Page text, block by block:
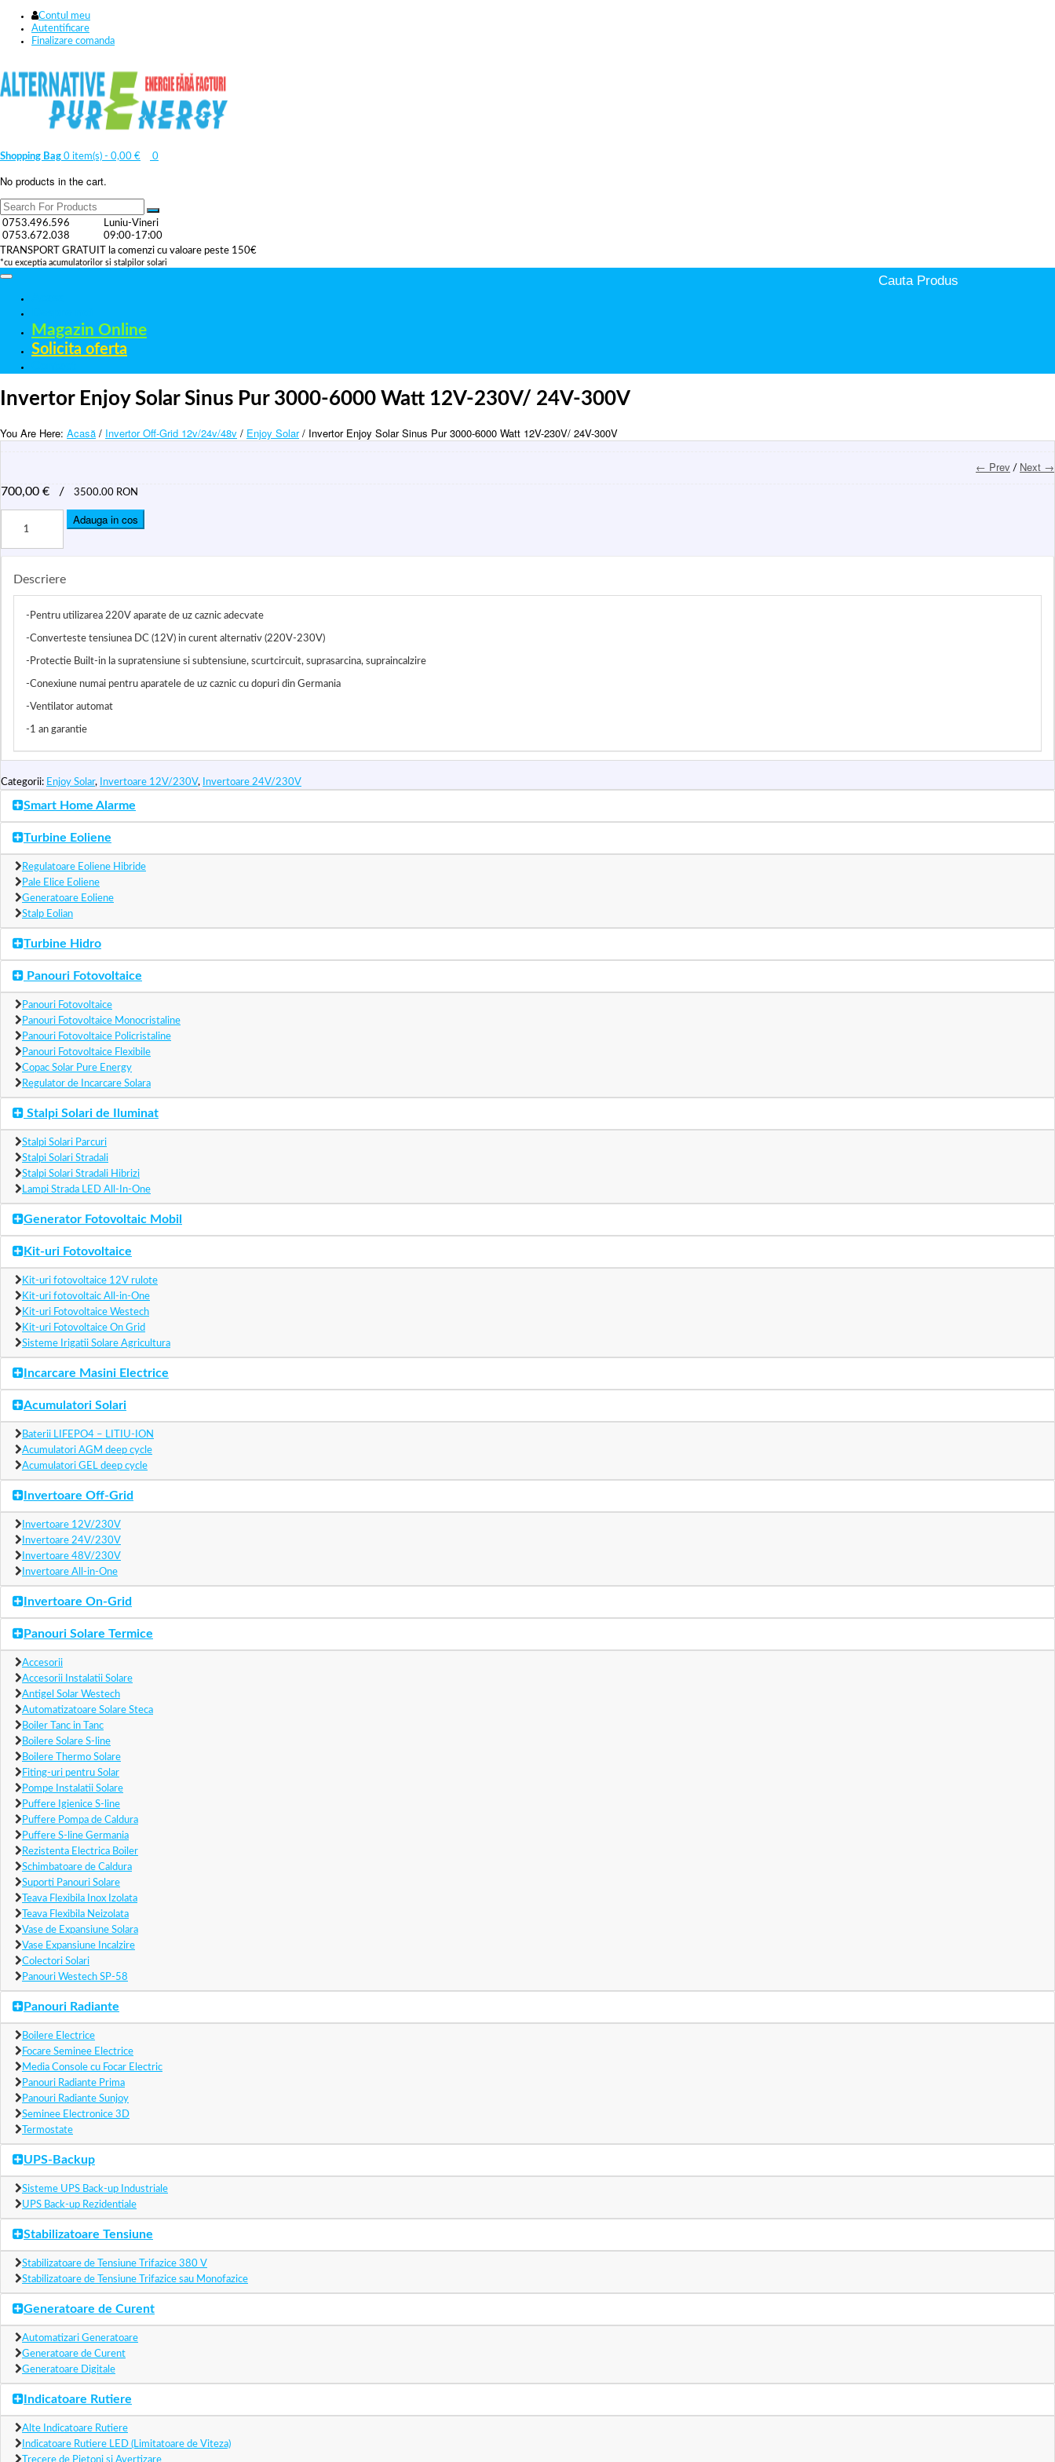
Contul meu
Autentificare
Finalizare comanda
Shopping Bag 0 item(s) - 0,00 € 0
No products in the cart.
0753.496.596
0753.672.038
Luniu-Vineri
09:00-17:00
TRANSPORT GRATUIT la comenzi cu valoare peste 150€
*cu exceptia acumulatorilor si stalpilor solari
Magazin Online
Solicita oferta
Invertor Enjoy Solar Sinus Pur 3000-6000 Watt 12V-230V/ 24V-300V
You Are Here: Acasă / Invertor Off-Grid 12v/24v/48v / Enjoy Solar/ Invertor Enjoy Solar Sinus Pur 3000-6000 Watt 12V-230V/ 24V-300V
← Prev / Next →
700,00 € / 3500.00 RON
Adauga in cos
Descriere
-Pentru utilizarea 220V aparate de uz caznic adecvate
-Converteste tensiunea DC (12V) in curent alternativ (220V-230V)
-Protectie Built-in la supratensiune si subtensiune, scurtcircuit, suprasarcina, supraincalzire
-Conexiune numai pentru aparatele de uz caznic cu dopuri din Germania
-Ventilator automat
-1 an garantie
Categorii: Enjoy Solar, Invertoare 12V/230V, Invertoare 24V/230V
Smart Home Alarme
Turbine Eoliene
Regulatoare Eoliene Hibride
Pale Elice Eoliene
Generatoare Eoliene
Stalp Eolian
Turbine Hidro
Panouri Fotovoltaice
Panouri Fotovoltaice
Panouri Fotovoltaice Monocristaline
Panouri Fotovoltaice Policristaline
Panouri Fotovoltaice Flexibile
Copac Solar Pure Energy
Regulator de Incarcare Solara
Stalpi Solari de Iluminat
Stalpi Solari Parcuri
Stalpi Solari Stradali
Stalpi Solari Stradali Hibrizi
Lampi Strada LED All-In-One
Generator Fotovoltaic Mobil
Kit-uri Fotovoltaice
Kit-uri fotovoltaice 12V rulote
Kit-uri fotovoltaic All-in-One
Kit-uri Fotovoltaice Westech
Kit-uri Fotovoltaice On Grid
Sisteme Irigatii Solare Agricultura
Incarcare Masini Electrice
Acumulatori Solari
Baterii LIFEPO4 – LITIU-ION
Acumulatori AGM deep cycle
Acumulatori GEL deep cycle
Invertoare Off-Grid
Invertoare 12V/230V
Invertoare 24V/230V
Invertoare 48V/230V
Invertoare All-in-One
Invertoare On-Grid
Panouri Solare Termice
Accesorii
Accesorii Instalatii Solare
Antigel Solar Westech
Automatizatoare Solare Steca
Boiler Tanc in Tanc
Boilere Solare S-line
Boilere Thermo Solare
Fiting-uri pentru Solar
Pompe Instalatii Solare
Puffere Igienice S-line
Puffere Pompa de Caldura
Puffere S-line Germania
Rezistenta Electrica Boiler
Schimbatoare de Caldura
Suporti Panouri Solare
Teava Flexibila Inox Izolata
Teava Flexibila Neizolata
Vase de Expansiune Solara
Vase Expansiune Incalzire
Colectori Solari
Panouri Westech SP-58
Panouri Radiante
Boilere Electrice
Focare Seminee Electrice
Media Console cu Focar Electric
Panouri Radiante Prima
Panouri Radiante Sunjoy
Seminee Electronice 3D
Termostate
UPS-Backup
Sisteme UPS Back-up Industriale
UPS Back-up Rezidentiale
Stabilizatoare Tensiune
Stabilizatoare de Tensiune Trifazice 380 V
Stabilizatoare de Tensiune Trifazice sau Monofazice
Generatoare de Curent
Automatizari Generatoare
Generatoare de Curent
Generatoare Digitale
Indicatoare Rutiere
Alte Indicatoare Rutiere
Indicatoare Rutiere LED (Limitatoare de Viteza)
Trecere de Pietoni si Avertizare